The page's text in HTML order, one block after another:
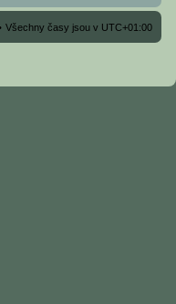
Všechny časy jsou v UTC+01:00